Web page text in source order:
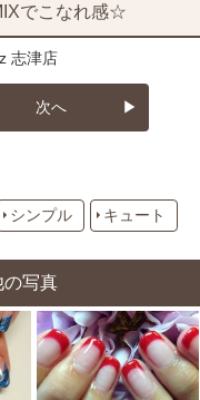
でこなれ感☆
志津店
次へ
シンプル キュート
の写真